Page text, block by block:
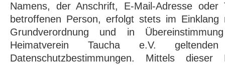
Namens, der Anschrift, E-Mail-Adresse oder
betroffenen Person, erfolgt stets im Einklang
Grundverordnung und in
Heimatverein Taucha e.V. geltenden
Datenschutzbestimmungen. Mittels dieser